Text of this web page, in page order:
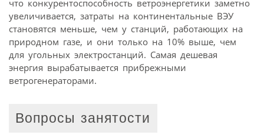
что конкурентоспособность ветроэнергетики заметно
увеличивается, затраты на континентальные ВЭУ
становятся меньше, чем у станций, работающих на
природном газе, и они только на 10% выше, чем
для угольных электростанций. Самая дешевая
энергия вырабатывается прибрежными
ветрогенераторами.
Вопросы занятости